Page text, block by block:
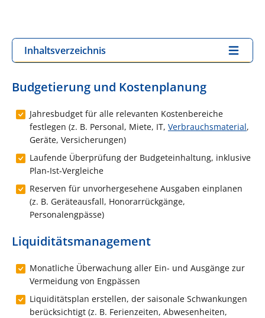
Inhaltsverzeichnis
Budgetierung und Kostenplanung
Jahresbudget für alle relevanten Kostenbereiche
festlegen (z. B. Personal, Miete, IT, Verbrauchsmaterial,
Geräte, Versicherungen)
Laufende Überprüfung der Budgeteinhaltung, inklusive
Plan‑Ist‑Vergleiche
Reserven für unvorhergesehene Ausgaben einplanen
(z. B. Geräteausfall, Honorarrückgänge,
Personalengpässe)
Liquiditätsmanagement
Monatliche Überwachung aller Ein- und Ausgänge zur
Vermeidung von Engpässen
Liquiditätsplan erstellen, der saisonale Schwankungen
berücksichtigt (z. B. Ferienzeiten, Abwesenheiten,